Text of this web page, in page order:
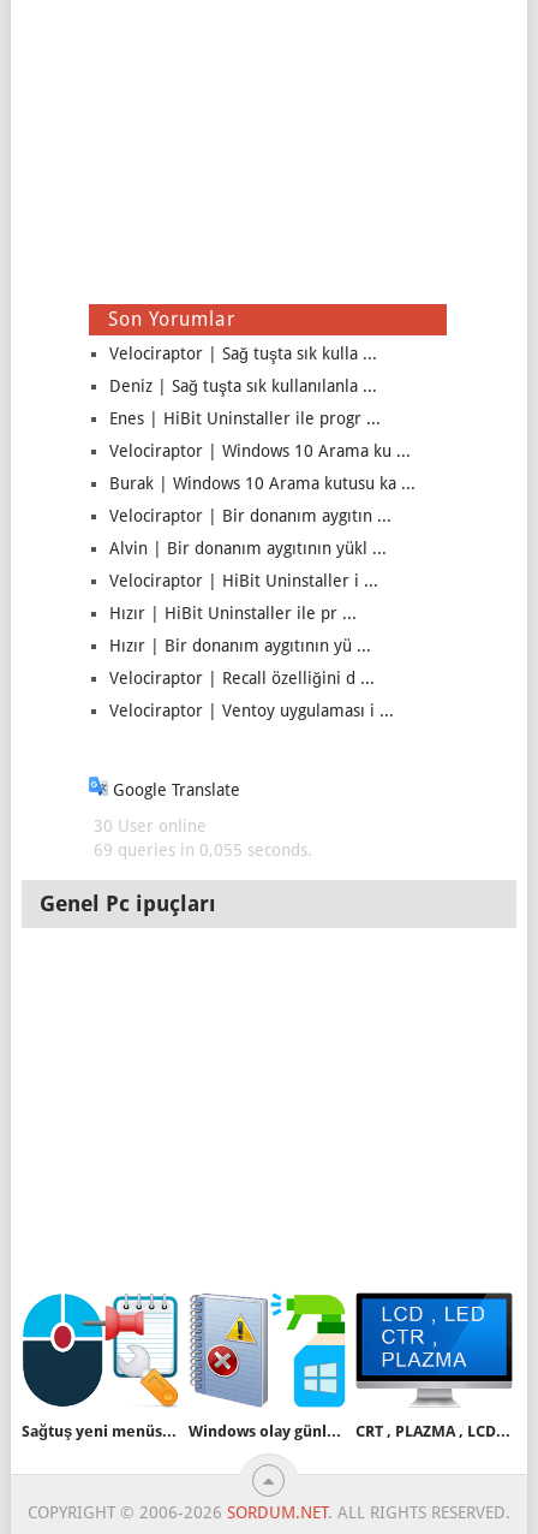
Son Yorumlar
Velociraptor | Sağ tuşta sık kulla ...
Deniz | Sağ tuşta sık kullanılanla ...
Enes | HiBit Uninstaller ile progr ...
Velociraptor | Windows 10 Arama ku ...
Burak | Windows 10 Arama kutusu ka ...
Velociraptor | Bir donanım aygıtın ...
Alvin | Bir donanım aygıtının yükl ...
Velociraptor | HiBit Uninstaller i ...
Hızır | HiBit Uninstaller ile pr ...
Hızır | Bir donanım aygıtının yü ...
Velociraptor | Recall özelliğini d ...
Velociraptor | Ventoy uygulaması i ...
Google Translate
30 User online
69 queries in 0,055 seconds.
Genel Pc ipuçları
Sağtuş yeni menüsünde Metin belgesi seçeneği yok Windows olay günlüklerini temizleyelim CRT , PLAZMA , LCD , LED
COPYRIGHT © 2006-2026 SORDUM.NET. ALL RIGHTS RESERVED.